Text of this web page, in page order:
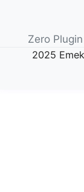
Zero
2025